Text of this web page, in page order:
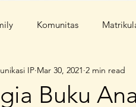
Komunitas
Cekatan Bunda Produktif
Buku
IP Mar 30, 2021 2 min read